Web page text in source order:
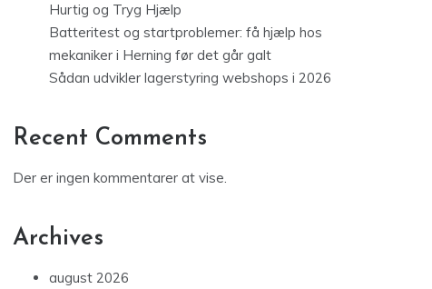
Hurtig og Tryg Hjælp
Batteritest og startproblemer: få hjælp hos
mekaniker i Herning før det går galt
Sådan udvikler lagerstyring webshops i 2026
Recent Comments
Der er ingen kommentarer at vise.
Archives
august 2026